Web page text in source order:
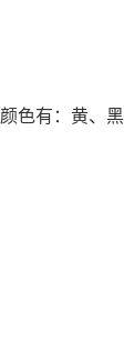
有：黄、